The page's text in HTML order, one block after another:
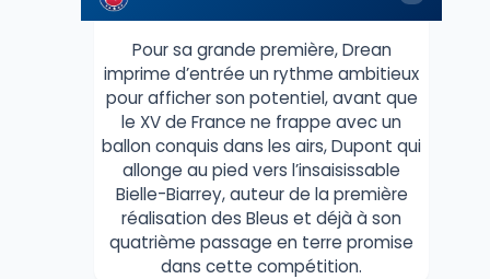
Pour sa grande première, Drean
imprime d’entrée un rythme ambitieux
pour afficher son potentiel, avant que
le XV de France ne frappe avec un
ballon conquis dans les airs, Dupont qui
allonge au pied vers l’insaisissable
Bielle-Biarrey, auteur de la première
réalisation des Bleus et déjà à son
quatrième passage en terre promise
dans cette compétition.